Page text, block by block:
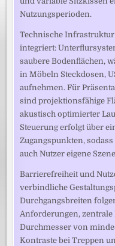
Nutzungsperioden.
Technische
integriert:
saubere Bodenflächen,
in Möbeln Steckdosen,
aufnehmen. Für
sind projektionsfähige
akustisch optimierter
Steuerung erfolgt über
Zugangspunkten,
auch Nutzer eigene
Barrierefreiheit und
verbindliche
Durchgangsbreiten
Anforderungen, zentrale
Durchmesser von
Kontraste bei Treppen